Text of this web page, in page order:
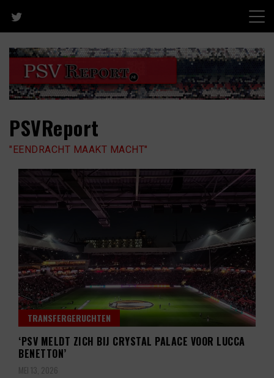
content
PSVReport
"EENDRACHT MAAKT MACHT"
TRANSFERGERUCHTEN
‘PSV MELDT ZICH BIJ CRYSTAL PALACE VOOR LUCCA
BENETTON’
MEI 13, 2026